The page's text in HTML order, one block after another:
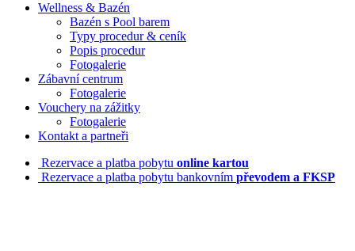
Wellness & Bazén
Bazén s Pool barem
Typy procedur & ceník
Popis procedur
Fotogalerie
Zábavní centrum
Fotogalerie
Vouchery na zážitky
Fotogalerie
Kontakt a partneři
Rezervace a platba pobytu online kartou
Rezervace a platba pobytu bankovním převodem a FKSP